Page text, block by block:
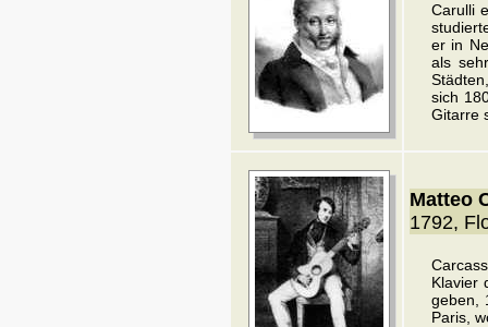
Carulli
er in
als
sich
Gitarre
Matteo
1792,
Klavier
geben,
Paris,